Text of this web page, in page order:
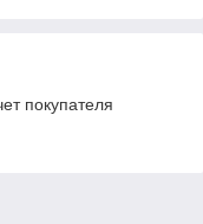
покупателя